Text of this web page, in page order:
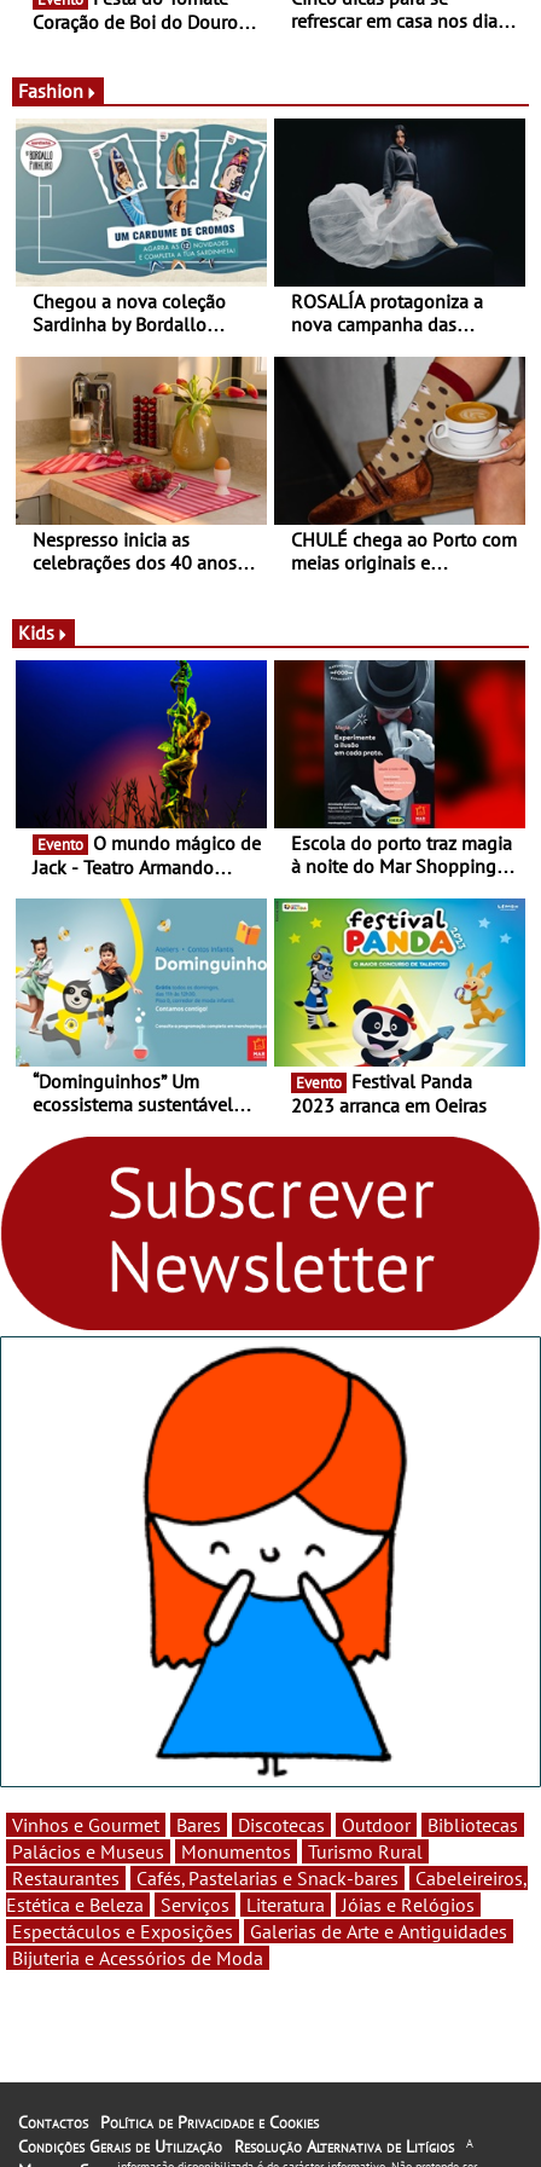
Coração de Boi do Douro -
refrescar em casa nos dias
Fashion
Chegou a nova coleção
Sardinha by Bordallo
ROSALÍA protagoniza a
nova campanha das
Balance
Nespresso inicia as
celebrações dos 40 anos
Novas - Edição limitada
Nespresso x Torres Novas
CHULÉ chega ao Porto com
meias originais e
Shopping
Kids
Evento
Jack - Teatro Armando
Escola do porto traz magia
à noite do Mar Shopping
29 de abril, às 21h00
“Dominguinhos” Um
ecossistema sustentável
fores - Atelier de Educação
Ambiental nos
“Dominguinhos” de 23 de
Evento
2023 arranca em Oeiras
Vinhos e Gourmet Bares Discotecas Outdoor
Bibliotecas
Palácios e Museus
Monumentos
Turismo Rural
Restaurantes
Cafés, Pastelarias e Snack-bares
Cabeleireiros,
Estética e Beleza
Serviços Literatura
Jóias e Relógios
Espectáculos e Exposições
Galerias de Arte e Antiguidades
Bijuteria e Acessórios de Moda
Contactos
Política de Privacidade e Cookies
Condições Gerais de Utilização
Resolução Alternativa de Litígios
A